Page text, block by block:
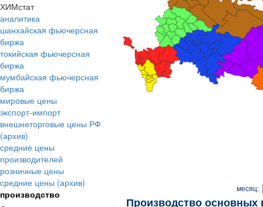
ХИМстат
аналитика
шанхайская фьючерсная
биржа
токийская фьючерсная
биржа
мумбайская фьючерсная
биржа
мировые цены
экспорт-импорт
внешнеторговые цены РФ
(архив)
средние цены
производителей
розничные цены
средние цены (архив)
производство
месяц:
Производство основных